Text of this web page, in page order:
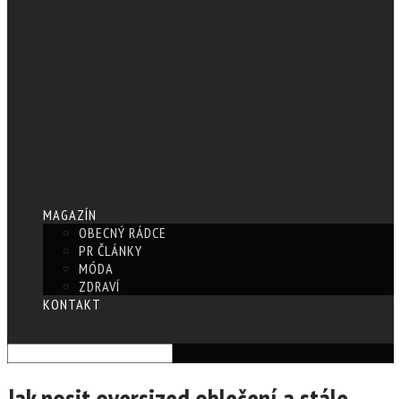
MAGAZÍN
OBECNÝ RÁDCE
PR ČLÁNKY
MÓDA
ZDRAVÍ
KONTAKT